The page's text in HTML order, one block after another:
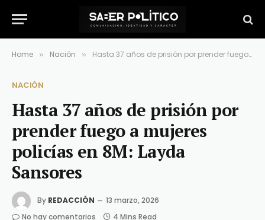
Home » Nación » Hasta 37 años de prisión por prender fuego a mujeres policías en 8M: Layda Sansores
NACIÓN
Hasta 37 años de prisión por
prender fuego a mujeres
policías en 8M: Layda
Sansores
By REDACCIÓN
13 marzo, 2026
No hay comentarios
4 Mins Read